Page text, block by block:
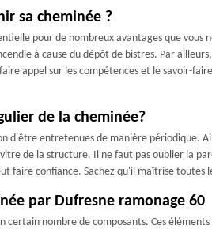
sa cheminée ?
pour de nombreux avantages que
à cause du dépôt de bistres. Par
appel sur les compétences et le savoir-
de la cheminée?
d'être entretenues de manière périodique.
de la structure. Il ne faut pas oublier la
faire confiance. Sachez qu'il maîtrise
par Dufresne ramonage 60
certain nombre de composants. Ces